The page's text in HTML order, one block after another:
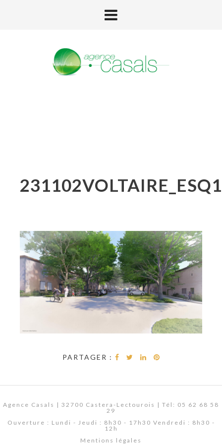
PARTAGER :
Agence Casals | 32700 Castera-Lectourois | Tél: 05 62 68 58
29
Ouverture : Lundi - Jeudi : 8h30 - 17h30 Vendredi : 8h30 -
12h
Mentions légales